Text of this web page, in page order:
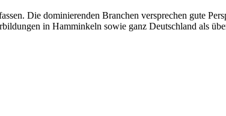
Die dominierenden Branchen versprechen gute
in Hamminkeln sowie ganz Deutschland als